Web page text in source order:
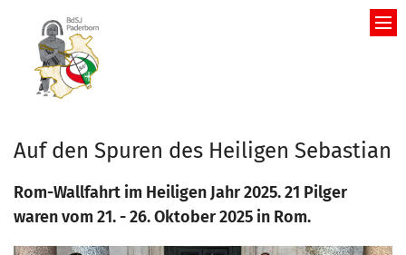
Auf den Spuren des Heiligen Sebastian
Rom-Wallfahrt im Heiligen Jahr 2025. 21 Pilger
waren vom 21. - 26. Oktober 2025 in Rom.